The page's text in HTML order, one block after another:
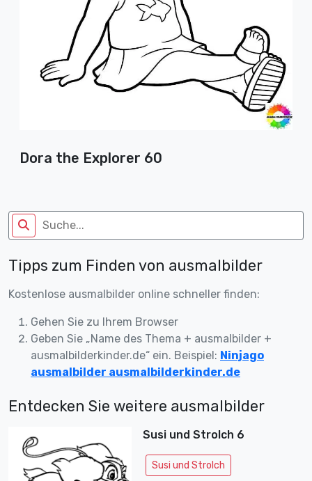
Dora the Explorer 60
Tipps zum Finden von ausmalbilder
Kostenlose ausmalbilder online schneller finden:
Gehen Sie zu Ihrem Browser
Geben Sie „Name des Thema + ausmalbilder +
ausmalbilderkinder.de“ ein. Beispiel: Ninjago
ausmalbilder ausmalbilderkinder.de
Entdecken Sie weitere ausmalbilder
Susi und Strolch 6
Susi und Strolch